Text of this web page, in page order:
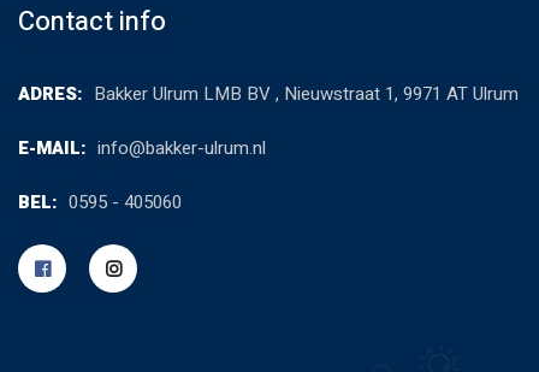
Contact info
ADRES: Bakker Ulrum LMB BV , Nieuwstraat 1, 9971 AT Ulrum
E-MAIL: info@bakker-ulrum.nl
BEL: 0595 - 405060